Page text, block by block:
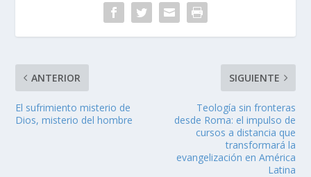
ANTERIOR
El sufrimiento misterio de
Dios, misterio del hombre
SIGUIENTE
Teología sin fronteras
desde Roma: el impulso de
cursos a distancia que
transformará la
evangelización en América
Latina